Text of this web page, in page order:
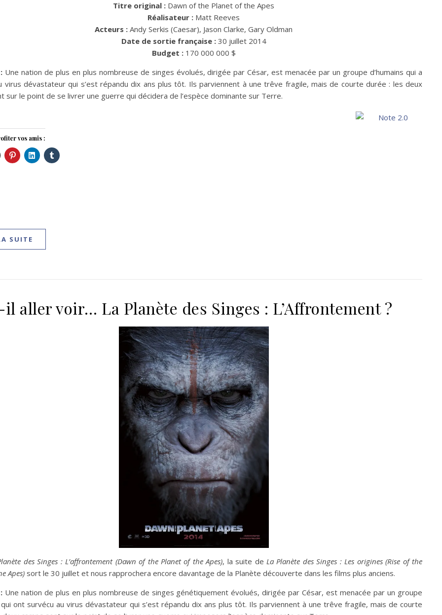
Titre original : Dawn of the Planet of the Apes
Réalisateur : Matt Reeves
Acteurs : Andy Serkis (Caesar), Jason Clarke, Gary Oldman
Date de sortie française : 30 juillet 2014
Budget : 170 000 000 $
Une nation de plus en plus nombreuse de singes évolués, dirigée par César, est menacée par un groupe d’humains qui a
virus dévastateur qui s’est répandu dix ans plus tôt. Ils parviennent à une trêve fragile, mais de courte durée : les deux
sur le point de se livrer une guerre qui décidera de l’espèce dominante sur Terre.
vos amis :
SUITE
aller voir… La Planète des Singes : L’Affrontement ?
des Singes : L’affrontement (Dawn of the Planet of the Apes), la suite deLa Planète des Singes : Les origines (Rise of the
Apes) sort le 30 juillet et nous rapprochera encore davantage de la Planète découverte dans les films plus anciens.
Une nation de plus en plus nombreuse de singes génétiquement évolués, dirigée par César, est menacée par un groupe
qui ont survécu au virus dévastateur qui s’est répandu dix ans plus tôt. Ils parviennent à une trêve fragile, mais de courte